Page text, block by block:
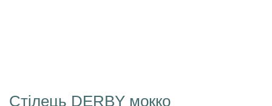
Стілець DERBY мокко